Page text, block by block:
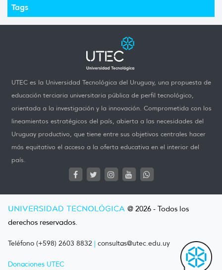
Tags
UTEC es la Universidad Tecnológica del Uruguay, una propuesta de
educación terciaria universitaria pública de perfil tecnológico,
orientada a la investigación y la innovación. Comprometida con los
lineamientos estratégicos del país, abierta a las necesidades del
Uruguay productivo, que tiene entre sus objetivos centrales hacer
más equitativo el acceso a la oferta educativa en el interior del
país.
UNIVERSIDAD TECNOLÓGICA @ 2026 - Todos los
derechos reservados.
Teléfono (+598) 2603 8832 | consultas@utec.edu.uy
Donaciones UTEC